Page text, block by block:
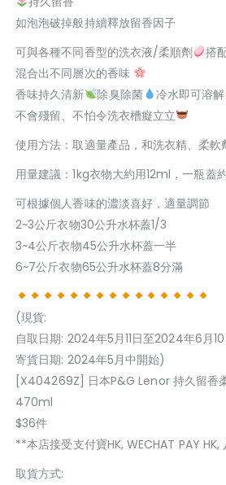
如泡泡破掉般持續釋放留香因子
可與各種不同香型的洗衣液/柔順劑
搭
混合出不同層次的香味
香味持久清新
除臭除菌 冷水即可溶解
不會殘留、不怕令洗衣槽癡立立
使用方法：取適量產品，和洗衣精、柔
用量建議：1kg衣物大約用12ml，一瓶蓋
可根據個人香味的濃淡喜好，適量調節
2~3公斤衣物30公升水杯蓋1/3
3~4公斤衣物45公升水杯蓋一半
6~7公斤衣物65公升水杯蓋8分滿
(現貨:
自取日期: 2024年5月11日至2024年6月10
寄貨日期: 2024年5月中開始)
[X404269Z] 日本P&G Lenor 持久留香
470ml
$36件
**本店接受支付寶HK, WECHAT PAY
取貨方式: